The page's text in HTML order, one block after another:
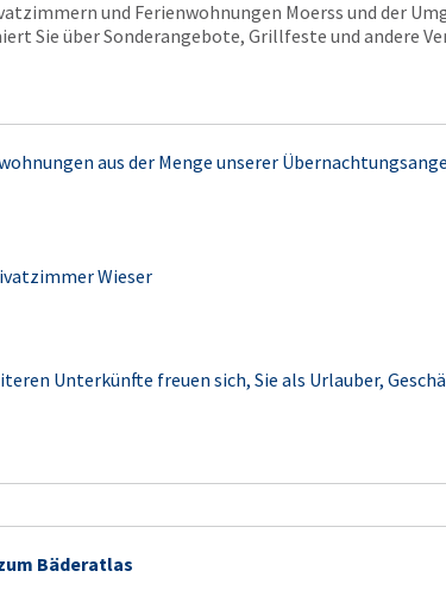
und Ferienwohnungen Moerss und der
Sie über Sonderangebote, Grillfeste und andere
aus der Menge unserer
Wieser
Unterkünfte freuen sich, Sie als Urlauber,
Bäderatlas